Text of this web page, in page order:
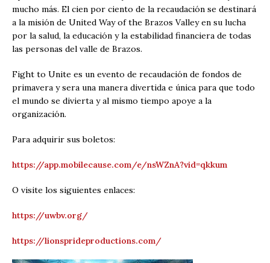
mucho más. El cien por ciento de la recaudación se destinará
a la misión de United Way of the Brazos Valley en su lucha
por la salud, la educación y la estabilidad financiera de todas
las personas del valle de Brazos.
Fight to Unite es un evento de recaudación de fondos de
primavera y sera una manera divertida e única para que todo
el mundo se divierta y al mismo tiempo apoye a la
organización.
Para adquirir sus boletos:
https://app.mobilecause.com/e/nsWZnA?vid=qkkum
O visite los siguientes enlaces:
https://uwbv.org/
https://lionsprideproductions.com/